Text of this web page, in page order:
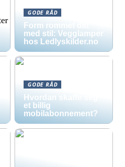
GODE RÅD
Form rommet ditt
med stil: Vegglamper
hos Ledlyskilder.no
GODE RÅD
Hvordan skaffe seg
et billig
mobilabonnement?